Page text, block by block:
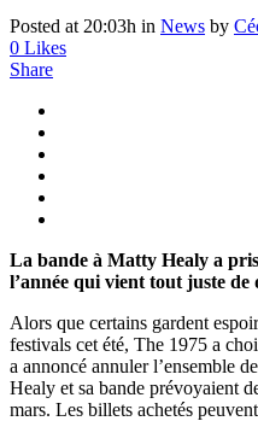
Posted at 20:03h in News by
0 Likes
Share
La bande à Matty Healy a
l’année qui vient tout juste
Alors que certains gardent
festivals cet été, The 1975 a
a annoncé annuler l’ensemble
Healy et sa bande prévoyaient
mars. Les billets achetés